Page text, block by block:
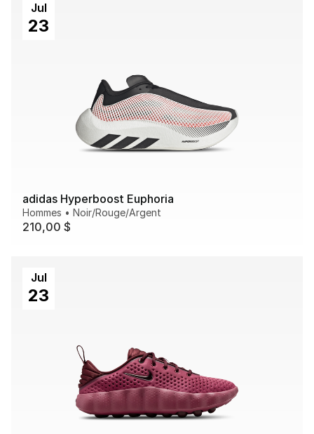
Jul
23
adidas Hyperboost Euphoria
Hommes • Noir/Rouge/Argent
210,00 $
Jul
23